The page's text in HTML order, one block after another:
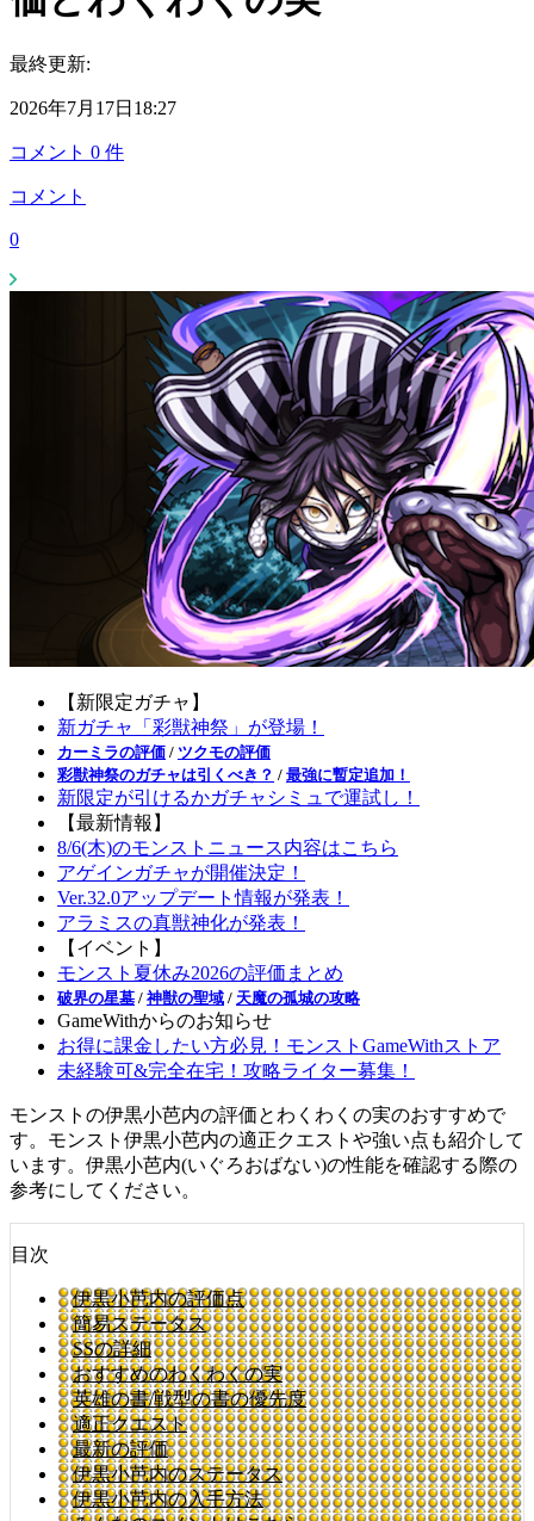
最終更新:
2026年7月17日18:27
コメント 0 件
コメント
0
【新限定ガチャ】
新ガチャ「彩獣神祭」が登場！
カーミラの評価 / ツクモの評価
彩獣神祭のガチャは引くべき？ / 最強に暫定追加！
新限定が引けるかガチャシミュで運試し！
【最新情報】
8/6(木)のモンストニュース内容はこちら
アゲインガチャが開催決定！
Ver.32.0アップデート情報が発表！
アラミスの真獣神化が発表！
【イベント】
モンスト夏休み2026の評価まとめ
破界の星墓 / 神獣の聖域 / 天魔の孤城の攻略
GameWithからのお知らせ
お得に課金したい方必見！モンストGameWithストア
未経験可&完全在宅！攻略ライター募集！
モンストの伊黒小芭内の評価とわくわくの実のおすすめで
す。モンスト伊黒小芭内の適正クエストや強い点も紹介して
います。伊黒小芭内(いぐろおばない)の性能を確認する際の
参考にしてください。
目次
伊黒小芭内の評価点
簡易ステータス
SSの詳細
おすすめのわくわくの実
英雄の書/戦型の書の優先度
適正クエスト
最新の評価
伊黒小芭内のステータス
伊黒小芭内の入手方法